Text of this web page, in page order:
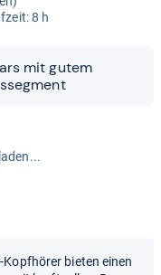
8 h
mit gutem
Kopfhörer bieten einen